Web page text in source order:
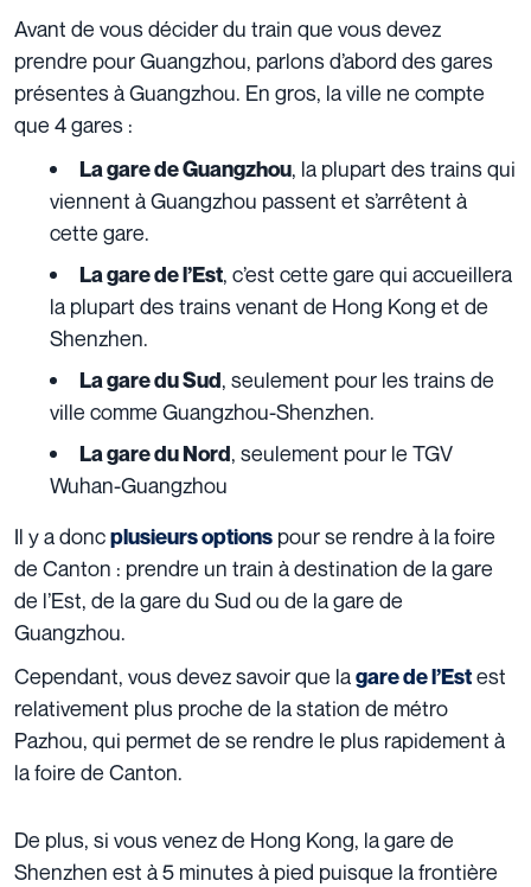
Avant de vous décider du train que vous devez
prendre pour Guangzhou, parlons d’abord des gares
présentes à Guangzhou. En gros, la ville ne compte
que 4 gares :
La gare de Guangzhou, la plupart des trains qui
viennent à Guangzhou passent et s’arrêtent à
cette gare.
La gare de l’Est, c’est cette gare qui accueillera
la plupart des trains venant de Hong Kong et de
Shenzhen.
La gare du Sud, seulement pour les trains de
ville comme Guangzhou-Shenzhen.
La gare du Nord, seulement pour le TGV
Wuhan-Guangzhou
Il y a doncplusieurs options pour se rendre à la foire
de Canton : prendre un train à destination de la gare
de l’Est, de la gare du Sud ou de la gare de
Guangzhou.
Cependant, vous devez savoir que lagare de l’Estest
relativement plus proche de la station de métro
Pazhou, qui permet de se rendre le plus rapidement à
la foire de Canton.
De plus, si vous venez de Hong Kong, la gare de
Shenzhen est à 5 minutes à pied puisque la frontière